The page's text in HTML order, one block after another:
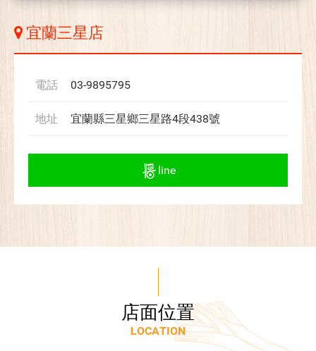
宜蘭三星店
電話 03-9895795
地址 宜蘭縣三星鄉三星路4段438號
line
店面位置
LOCATION